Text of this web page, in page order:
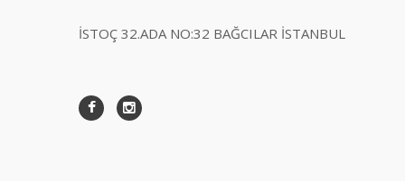
İSTOÇ 32.ADA NO:32 BAĞCILAR İSTANBUL